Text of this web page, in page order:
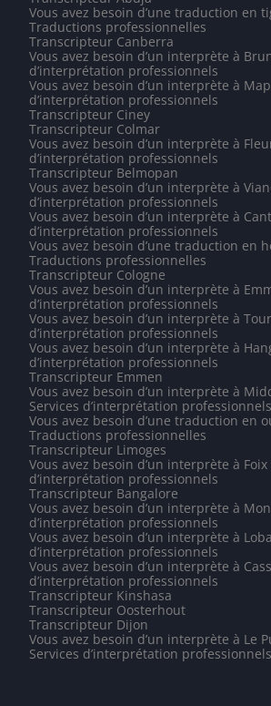
Vous avez besoin d’une traduction en
Traductions professionnelles
Transcripteur Canberra
Vous avez besoin d’un interprète à
d’interprétation professionnels
Vous avez besoin d’un interprète à
d’interprétation professionnels
Transcripteur Ciney
Transcripteur Colmar
Vous avez besoin d’un interprète à
d’interprétation professionnels
Transcripteur Belmopan
Vous avez besoin d’un interprète à
d’interprétation professionnels
Vous avez besoin d’un interprète à
d’interprétation professionnels
Vous avez besoin d’une traduction en
Traductions professionnelles
Transcripteur Cologne
Vous avez besoin d’un interprète à
d’interprétation professionnels
Vous avez besoin d’un interprète à
d’interprétation professionnels
Vous avez besoin d’un interprète à
d’interprétation professionnels
Transcripteur Emmen
Vous avez besoin d’un interprète à
Services d’interprétation professionnels
Vous avez besoin d’une traduction en
Traductions professionnelles
Transcripteur Limoges
Vous avez besoin d’un interprète à Foix
d’interprétation professionnels
Transcripteur Bangalore
Vous avez besoin d’un interprète à
d’interprétation professionnels
Vous avez besoin d’un interprète à
d’interprétation professionnels
Vous avez besoin d’un interprète à
d’interprétation professionnels
Transcripteur Kinshasa
Transcripteur Oosterhout
Transcripteur Dijon
Vous avez besoin d’un interprète à Le
Services d’interprétation professionnels